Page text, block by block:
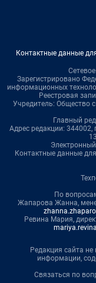
Контактные данные
Зарегистрировано
информационных
Реестровая
Учредитель: Общество
Главный
Адрес редакции: 344002,
Контактные данные
По
Жапарова Жанна,
Ревина Мария,
Редакция сайта не
информации,
Связаться по